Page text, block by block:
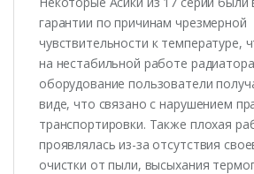
гарантии по причинам чрезмерной
чувствительности к температуре,
на нестабильной работе
оборудование пользователи
виде, что связано с нарушением
транспортировки. Также плохая
проявлялась из-за отсутствия
очистки от пыли, высыхания